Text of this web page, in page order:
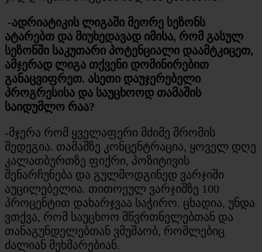
-ადრიატიკის ლიგაში მეორე სეზონს
ატარებთ და მიუხედავად იმისა, რომ გასულ
სეზონში საკუთარი პოტენციალი დაამტკიცეთ,
ამჯერად ლიგა თქვენი დომინირებით
განაცვიფრეთ. ასეთი დაუჯერებელი
პროგრესისა და საუცხოოდ თამაშის
საიდუმლო რაა?
-მჯერა რომ ყველაფერი მძიმე შრომის
შედეგია. თამაშზე კონცენტრაცია, ყოველ დღე
კალათბურთზე ფიქრი, პოზიტივის
შენარჩუნება და გულმოდგინედ ვარჯიში
აუცილებელია. თითოეულ ვარჯიშზე 100
პროცენტით დახარჯვაა საჭირო. ცხადია, უნდა
ვთქვა, რომ საუცხოო მწვრთნელებთან და
თანაგუნდელებთან ვმუშაობ, რომლებიც
ძალიან მეხმარებიან.